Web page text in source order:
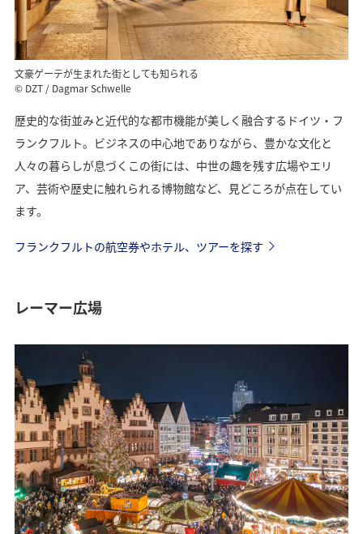
文豪ゲーテが生まれた街としても知られる
© DZT / Dagmar Schwelle
歴史的な街並みと近代的な都市機能が美しく融合するドイツ・フ
ランクフルト。ビジネスの中心地でありながら、豊かな文化と
人々の暮らしが息づくこの街には、中世の趣を残す広場やエリ
ア、芸術や歴史に触れられる博物館など、見どころが点在してい
ます。
フランクフルトの航空券やホテル、ツアーを探す
レーマー広場